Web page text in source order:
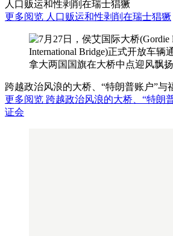
人口贩运和性剥削在瑞士猖獗
更多阅览 人口贩运和性剥削在瑞士猖獗
跨越政治风浪的大桥、“特朗普账户”与
更多阅览 跨越政治风浪的大桥、“特朗
证会